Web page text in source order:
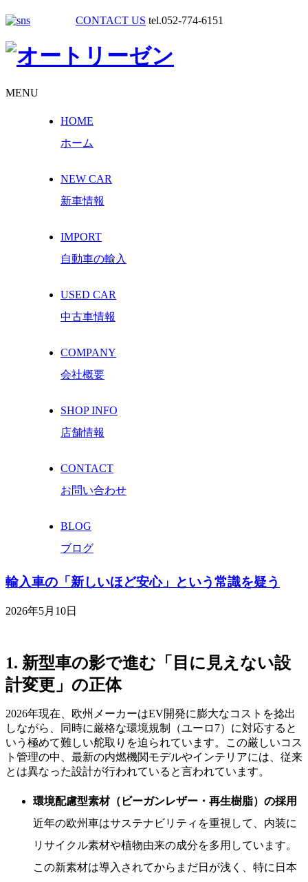
CONTACT US tel.052-774-6151
MENU
HOME
ホーム
NEW CAR
新車情報
IMPORT
自動車の輸入
USED CAR
中古車情報
COMPANY
会社概要
SHOP INFO
店舗情報
CONTACT
お問い合わせ
BLOG
ブログ
輸入車の「新しいほど安心」という常識を疑う
2026年5月10日
1. 新型車の影で進む「目に見えない設
計変更」の正体
2026年現在、欧州メーカーはEV開発に膨大なコストを捻出
しながら、同時に厳格な環境規制（ユーロ7）に対応すると
いう極めて難しい舵取りを迫られています。この厳しいコス
ト管理の中、最新の内燃機関モデルやインテリアには、従来
とは異なった設計が行われていると言われています。
環境配慮型素材（ビーガンレザー・再生樹脂）の採用
近年の欧州車はサステナビリティを重視して、内装に
リサイクル素材や植物由来の成分を多用しています。
この新素材は導入されてからまだ日が浅く、特に日本